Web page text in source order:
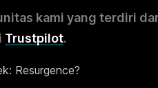
kami yang terdiri
Trustpilot.
Resurgence?